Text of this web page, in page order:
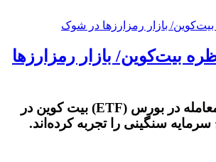
بیت‌کوین/ بازار رمزارز‌ها
صندوق‌های قابل معامله در بورس (ETF) بیت کوین در
سرمایه سنگینی را تجربه کرده‌اند.